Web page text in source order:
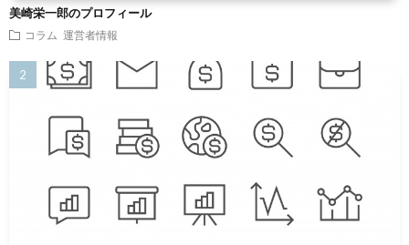
美崎栄一郎のプロフィール
コラム 運営者情報